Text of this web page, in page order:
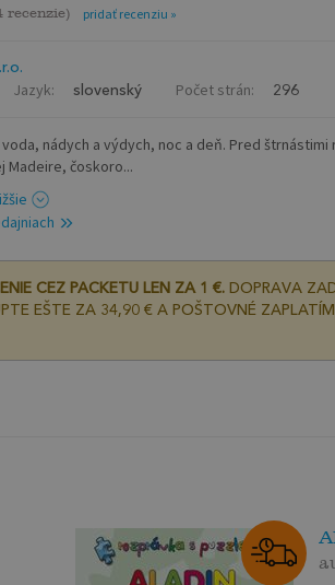
recenzie) pridať recenziu »
Jazyk: slovenský Počet strán: 296
voda, nádych a výdych, noc a deň. Pred štrnástimi
Madeire, čoskoro...
CEZ PACKETU LEN ZA 1 €.DOPRAVA
EŠTE ZA 34,90 € A POŠTOVNÉ